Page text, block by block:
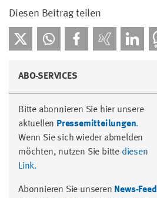
Diesen Beitrag teilen
ABO-SERVICES
Bitte abonnieren Sie hier unsere
aktuellen Pressemitteilungen.
Wenn Sie sich wieder abmelden
möchten, nutzen Sie bitte diesen
Link.
Abonnieren Sie unseren News-Feed